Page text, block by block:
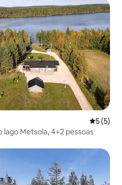
5 de
5 (5)
lago Metsola, 4+2 pessoas